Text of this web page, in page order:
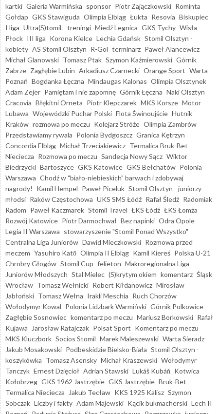
kartki Galeria Warmińska sponsor Piotr Zajączkowski Rominta
Gołdap GKS Stawiguda Olimpia Elbląg Łukta Resovia Biskupiec
I liga Ultra(S)tomiL treningi Miedź Legnica GKS Tychy Wisła
Płock III liga Korona Kielce Lechia Gdańsk Stomil Olsztyn -
kobiety AS Stomil Olsztyn R-Gol terminarz Paweł Alancewicz
Michał Glanowski Tomasz Ptak Szymon Kaźmierowski Górnik
Zabrze Zagłębie Lubin Arkadiusz Czarnecki Orange Sport Warta
Poznań Bogdanka Łęczna Mindaugas Kalonas Olimpia Olsztynek
Adam Zejer Pamiętam i nie zapomnę Górnik Łęczna Naki Olsztyn
Cracovia Błękitni Orneta Piotr Klepczarek MKS Korsze Motor
Lubawa Wojewódzki Puchar Polski Flota Świnoujście Hutnik
Kraków rozmowa po meczu Kolejarz Stróże Olimpia Zambrów
Przedstawiamy rywala Polonia Bydgoszcz Granica Kętrzyn
Concordia Elbląg Michał Trzeciakiewicz Termalica Bruk-Bet
Nieciecza Rozmowa po meczu Sandecja Nowy Sącz Wiktor
Biedrzycki Bartoszyce GKS Katowice GKS Bełchatów Polonia
Warszawa Chodź w "biało-niebieskich" barwach i zdobywaj
nagrody!
Kamil Hempel Paweł Piceluk Stomil Olsztyn - juniorzy
młodsi Raków Częstochowa UKS SMS Łódź Rafał Śledź Radomiak
Radom Paweł Kaczmarek Stomil Travel ŁKS Łódź ŁKS Łomża
Rozwój Katowice Piotr Darmochwał Bez napinki Odra Opole
Legia II Warszawa stowarzyszenie "Stomil Ponad Wszystko"
Centralna Liga Juniorów Dawid Mieczkowski Rozmowa przed
meczem Yasuhiro Katō Olimpia II Elbląg Kamil Kiereś Polska U-21
Chrobry Głogów Stomil Cup felieton Makroregionalna Liga
Juniorów Młodszych Stal Mielec (S)krytym okiem komentarz Śląsk
Wrocław Tomasz Wełnicki Robert Kiłdanowicz Mirosław
Jabłoński Tomasz Wełna Irakli Meschia Ruch Chorzów
Wołodymyr Kowal Polonia Lidzbark Warmiński Górnik Polkowice
Zagłębie Sosnowiec komentarz po meczu Mariusz Borkowski Rafał
Kujawa
Jarosław Ratajczak Polsat Sport Komentarz po meczu
MKS Kluczbork Socios Stomil Marek Maleszewski Warta Sieradz
Jakub Mosakowski Podbeskidzie Bielsko-Biała Stomil Olsztyn -
koszykówka Tomasz Asensky Michał Kraszewski Wołodymyr
Tanczyk Ernest Dzięcioł Adrian Stawski Lukáš Kubáň Kotwica
Kołobrzeg GKS 1962 Jastrzębie GKS Jastrzębie Bruk-Bet
Termalica Nieciecza
Jakub Tecław KKS 1925 Kalisz Szymon
Sobczak Liczby i fakty Adam Majewski Kącik bukmacherski Lech II